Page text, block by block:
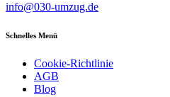
info@030-umzug.de
Schnelles Menü
Cookie-Richtlinie
AGB
Blog